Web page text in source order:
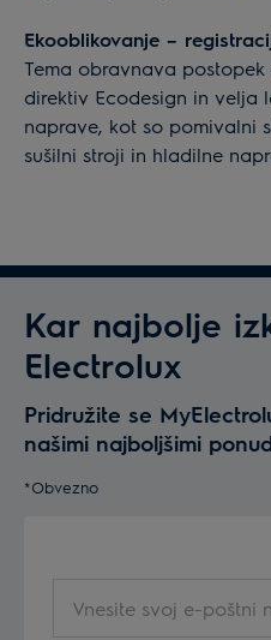
Ekooblikovanje –
Tema obravnava
direktiv Ecodesign in velja
naprave, kot so pomivalni
sušilni stroji in hladilne
Kar najbolje
Electrolux
Pridružite se
našimi najboljšimi
*Obvezno
svoj